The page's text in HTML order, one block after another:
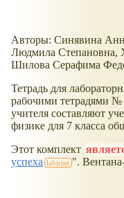
Авторы: Синявина
Людмила Степановна,
Шилова Серафима
Тетрадь для
рабочими тетрадями
учителя составляют
физике для 7 класса
Этот комплект
успеха
".